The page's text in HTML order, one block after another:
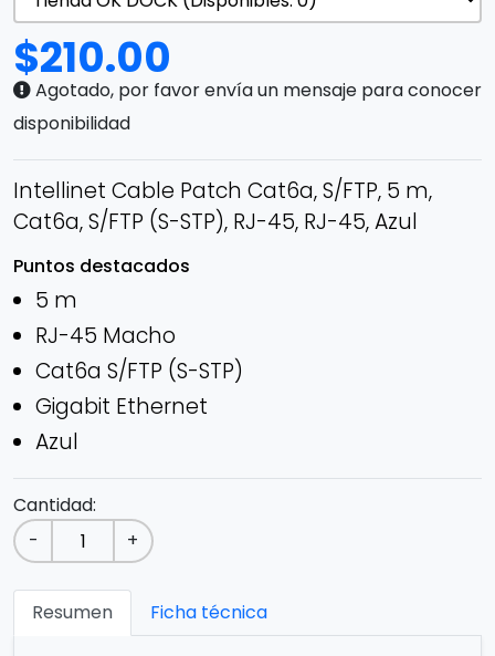
$210.00
Agotado, por favor envía un mensaje para conocer
disponibilidad
Intellinet Cable Patch Cat6a, S/FTP, 5 m,
Cat6a, S/FTP (S-STP), RJ-45, RJ-45, Azul
Puntos destacados
5 m
RJ-45 Macho
Cat6a S/FTP (S-STP)
Gigabit Ethernet
Azul
Cantidad:
-
+
Resumen Ficha técnica